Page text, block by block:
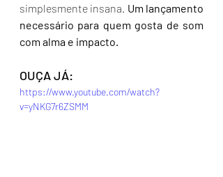
simplesmente insana. Um lançamento
necessário para quem gosta de som
com alma e impacto.
OUÇA JÁ:
https://www.youtube.com/watch?
v=yNKG7r6ZSMM